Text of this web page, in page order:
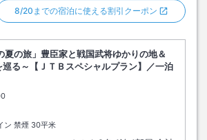
8/20までの宿泊に使える割引クーポン
夏の旅」豊臣家と戦国武将ゆかりの地＆
る～【ＪＴＢスペシャルプラン】／一泊
クアウト
ン 禁煙 30平米